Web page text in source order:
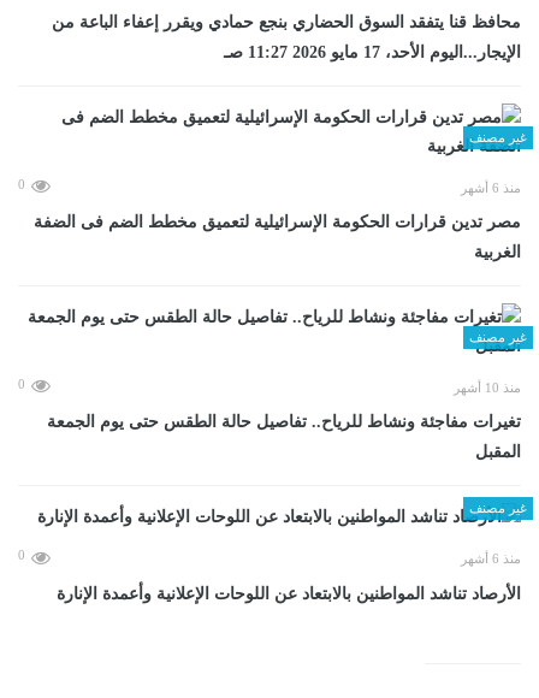
محافظ قنا يتفقد السوق الحضاري بنجع حمادي ويقرر إعفاء الباعة من
الإيجار...اليوم الأحد، 17 مايو 2026 11:27 صـ
غير مصنف
منذ 6 أشهر 0
مصر تدين قرارات الحكومة الإسرائيلية لتعميق مخطط الضم فى الضفة
الغربية
غير مصنف
منذ 10 أشهر 0
تغيرات مفاجئة ونشاط للرياح.. تفاصيل حالة الطقس حتى يوم الجمعة
المقبل
غير مصنف
منذ 6 أشهر 0
الأرصاد تناشد المواطنين بالابتعاد عن اللوحات الإعلانية وأعمدة الإنارة